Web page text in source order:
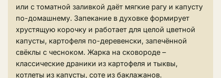
или с томатной заливкой даёт мягкие рагу и капусту
по-домашнему. Запекание в духовке формирует
хрустящую корочку и работает для целой цветной
капусты, картофеля по-деревенски, запечённой
свёклы с чесноком. Жарка на сковороде –
классические драники из картофеля и тыквы,
котлеты из капусты, соте из баклажанов.